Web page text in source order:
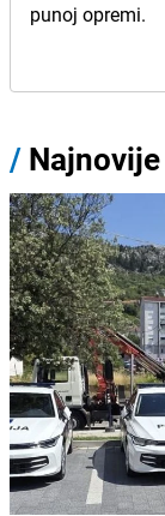
punoj opremi.
/ Najnovije